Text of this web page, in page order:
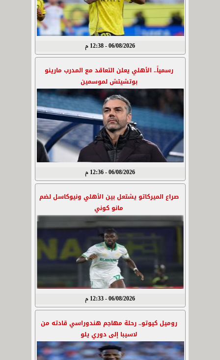
06/08/2026 - 12:38 م
رسمياً.. الأهلي يعلن التعاقد مع المدرب مارينو
بوتشيتش لموسمين
06/08/2026 - 12:36 م
صراع الميركاتو يشتعل بين الأهلي ونيوكاسل لضم
مانو كوني
06/08/2026 - 12:33 م
روميل كيوتو.. رحلة مهاجم هندوراسي قادته من
لاسيبا إلى دوري يلو